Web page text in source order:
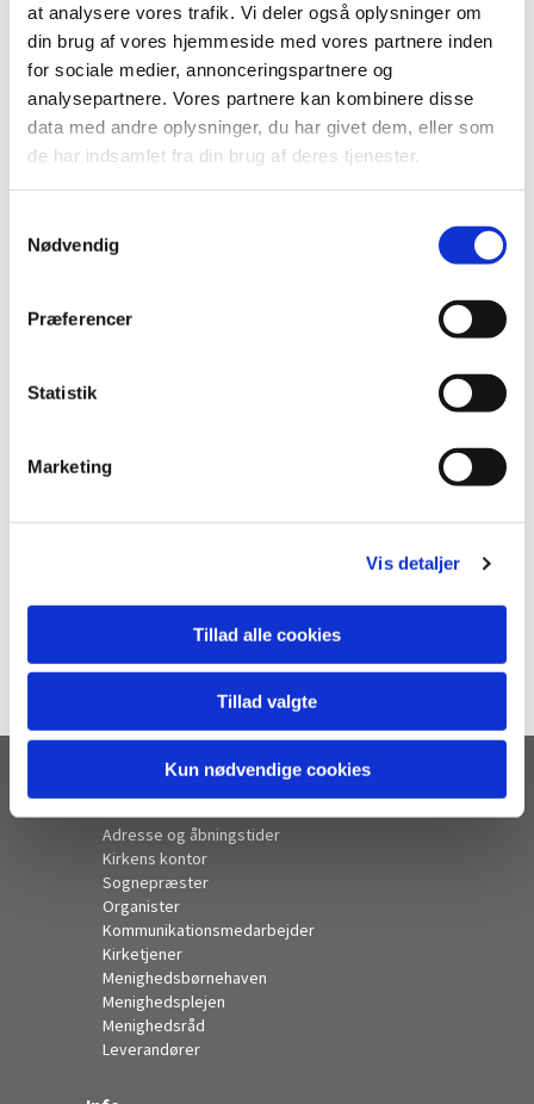
at analysere vores trafik. Vi deler også oplysninger om
din brug af vores hjemmeside med vores partnere inden
for sociale medier, annonceringspartnere og
analysepartnere. Vores partnere kan kombinere disse
data med andre oplysninger, du har givet dem, eller som
de har indsamlet fra din brug af deres tjenester.
Nødvendig
Præferencer
Statistik
Marketing
Vis detaljer
Tillad alle cookies
Tillad valgte
Kun nødvendige cookies
Du vil måske også kunne lide...
Kontakt
Adresse og åbningstider
Kirkens kontor
Sognepræster
Organister
Kommunikationsmedarbejder
Kirketjener
Menighedsbørnehaven
Menighedsplejen
Menighedsråd
Leverandører